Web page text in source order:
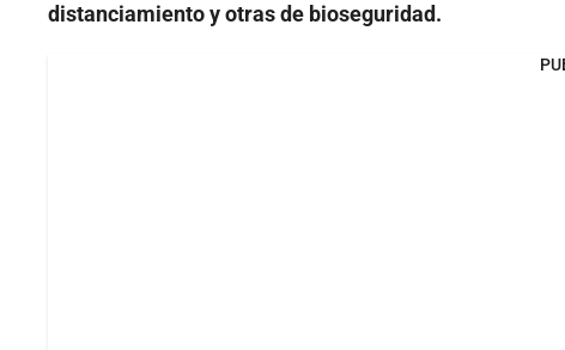
distanciamiento y otras de bioseguridad.